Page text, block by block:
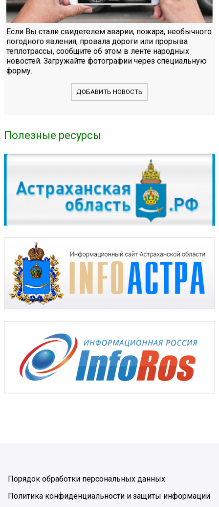
Если Вы стали свидетелем аварии, пожара, необычного
погодного явления, провала дороги или прорыва
теплотрассы, сообщите об этом в ленте народных
новостей. Загружайте фотографии через специальную
форму.
ДОБАВИТЬ НОВОСТЬ
Полезные ресурсы
Порядок обработки персональных данных
Политика конфиденциальности и защиты информации